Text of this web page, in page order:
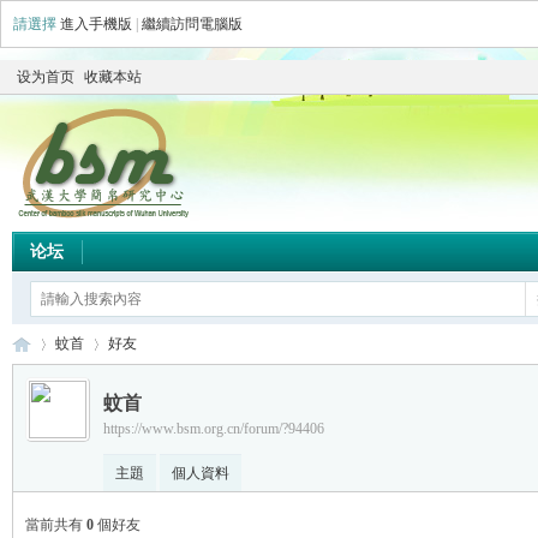
請選擇 進入手機版 繼續訪問電腦版
设为首页 收藏本站
论坛
›
蚊首
›
好友
蚊首
https://www.bsm.org.cn/forum/?94406
主題 個人資料
當前共有 0 個好友